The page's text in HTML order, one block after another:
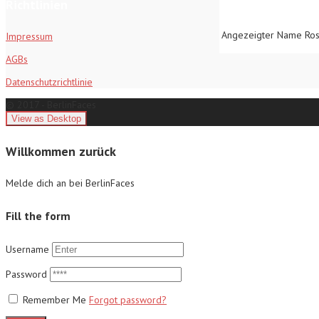
Angezeigter Name
Impressum
AGBs
Datenschutzrichtlinie
Willkommen zurück
Melde dich an bei BerlinFaces
Fill the form
Username
Password
Remember Me Forgot password?